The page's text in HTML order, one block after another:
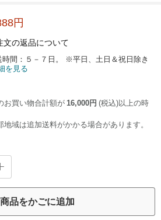
円
文の返品について
時間：５－７日。 ※平日、土日＆祝日除き
を見る
お買い物合計額が 16,000円 (税込)以上の時
域は追加送料がかかる場合があります。
商品をかごに追加